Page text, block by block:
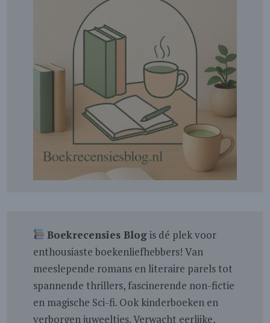
Boekrecensies Blogis dé plek voor
enthousiaste boekenliefhebbers! Van
meeslepende romans en literaire parels tot
spannende thrillers, fascinerende non-fictie
en magische Sci-fi. Ook kinderboeken en
verborgen juweeltjes. Verwacht eerlijke,